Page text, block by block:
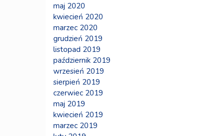
maj 2020
kwiecień 2020
marzec 2020
grudzień 2019
listopad 2019
październik 2019
wrzesień 2019
sierpień 2019
czerwiec 2019
maj 2019
kwiecień 2019
marzec 2019